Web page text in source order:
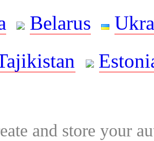
Belarus
and store your